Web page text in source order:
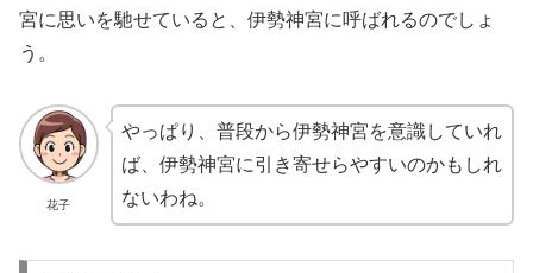
宮に思いを馳せていると、伊勢神宮に呼ばれるのでしょ
う。
花子
やっぱり、普段から伊勢神宮を意識していれ
ば、伊勢神宮に引き寄せらやすいのかもしれ
ないわね。